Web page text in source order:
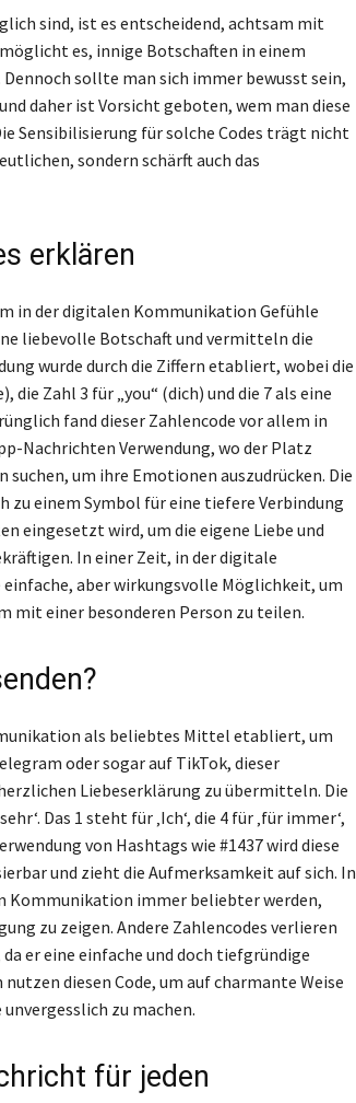
sind, ist es entscheidend, achtsam mit
es, innige Botschaften in einem
sollte man sich immer bewusst sein,
daher ist Vorsicht geboten, wem man diese
Sensibilisierung für solche Codes trägt nicht
sondern schärft auch das
erklären
in der digitalen Kommunikation Gefühle
liebevolle Botschaft und vermitteln die
wurde durch die Ziffern etabliert, wobei die
die Zahl 3 für „you“ (dich) und die 7 als eine
fand dieser Zahlencode vor allem in
Nachrichten Verwendung, wo der Platz
um ihre Emotionen auszudrücken. Die
zu einem Symbol für eine tiefere Verbindung
eingesetzt wird, um die eigene Liebe und
In einer Zeit, in der digitale
aber wirkungsvolle Möglichkeit, um
mit einer besonderen Person zu teilen.
als beliebtes Mittel etabliert, um
oder sogar auf TikTok, dieser
Liebeserklärung zu übermitteln. Die
Das 1 steht für ‚Ich‘, die 4 für ‚für immer‘,
von Hashtags wie #1437 wird diese
und zieht die Aufmerksamkeit auf sich. In
Kommunikation immer beliebter werden,
zu zeigen. Andere Zahlencodes verlieren
er eine einfache und doch tiefgründige
diesen Code, um auf charmante Weise
zu machen.
für jeden